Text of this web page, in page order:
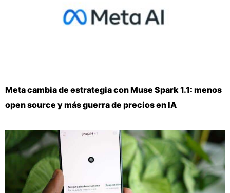
Meta cambia de estrategia con Muse Spark 1.1: menos
open source y más guerra de precios en IA